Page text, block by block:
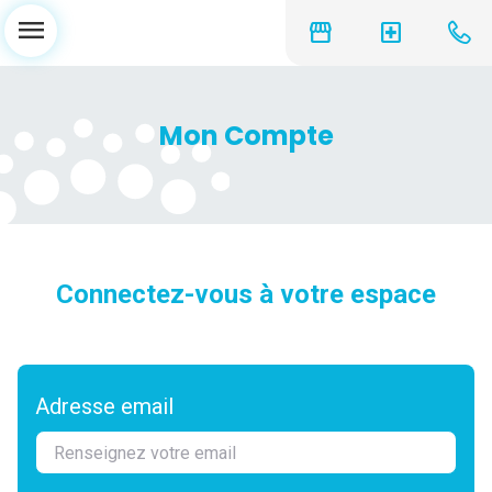
storefront local_hospital
menu
Mon Compte
Connectez-vous à votre espace
Adresse email